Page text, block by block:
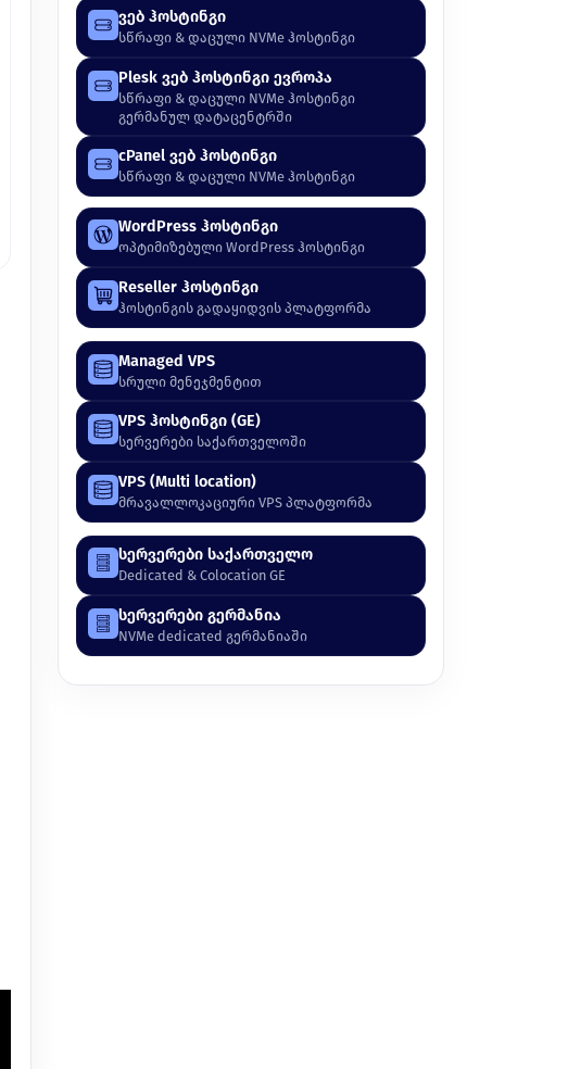
ვებ ჰოსტინგი
სწრაფი & დაცული NVMe ჰოსტინგი
Plesk ვებ ჰოსტინგი ევროპა
სწრაფი & დაცული NVMe ჰოსტინგი
გერმანულ დატაცენტრში
cPanel ვებ ჰოსტინგი
სწრაფი & დაცული NVMe ჰოსტინგი
WordPress ჰოსტინგი
ოპტიმიზებული WordPress ჰოსტინგი
Reseller ჰოსტინგი
ჰოსტინგის გადაყიდვის პლატფორმა
Managed VPS
სრული მენეჯმენტით
VPS ჰოსტინგი (GE)
სერვერები საქართველოში
VPS (Multi location)
მრავალლოკაციური VPS პლატფორმა
სერვერები საქართველო
Dedicated & Colocation GE
სერვერები გერმანია
NVMe dedicated გერმანიაში